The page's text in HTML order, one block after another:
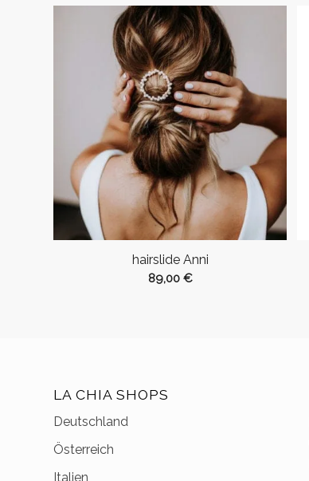
hairslide Anni
89,00 €
LA CHIA SHOPS
Deutschland
Österreich
Italien